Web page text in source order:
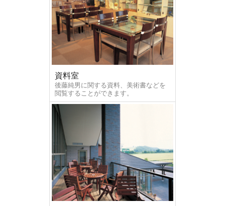
資料室
後藤純男に関する資料、美術書などを
閲覧することができます。